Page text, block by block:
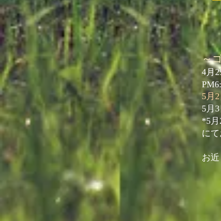
～
4月
5月
5月
*5
に
お